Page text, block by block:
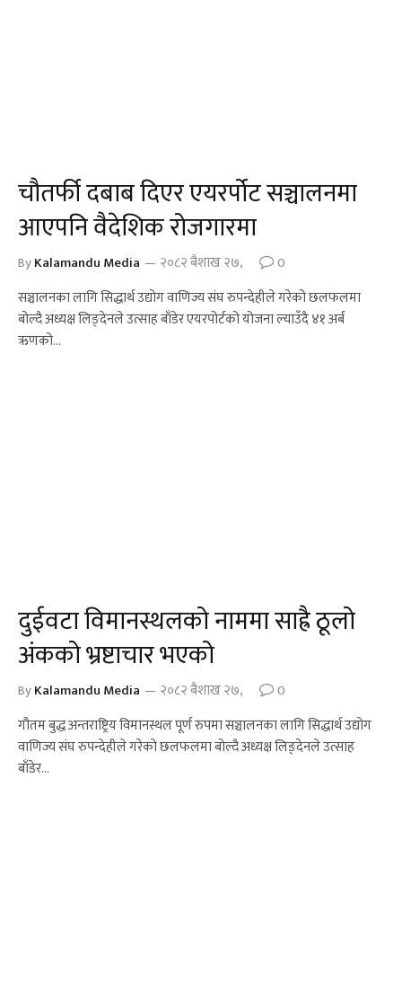
चौतर्फी दबाब दिएर एयरर्पोट सञ्चालनमा
आएपनि वैदेशिक रोजगारमा
ByKalamandu Media २०८२ बैशाख २७,
0
सञ्चालनका लागि सिद्धार्थ उद्योग वाणिज्य संघ रुपन्देहीले गरेको छलफलमा
बोल्दै अध्यक्ष लिङ्देनले उत्साह बाँडेर एयरपोर्टको योजना ल्याउँदै ४१ अर्ब
ऋणको…
दुईवटा विमानस्थलको नाममा साह्रै ठूलो
अंकको भ्रष्टाचार भएको
ByKalamandu Media २०८२ बैशाख २७,
0
गौतम बुद्ध अन्तराष्ट्रिय विमानस्थल पूर्ण रुपमा सञ्चालनका लागि सिद्धार्थ उद्योग
वाणिज्य संघ रुपन्देहीले गरेको छलफलमा बोल्दै अध्यक्ष लिङ्देनले उत्साह
बाँडेर…